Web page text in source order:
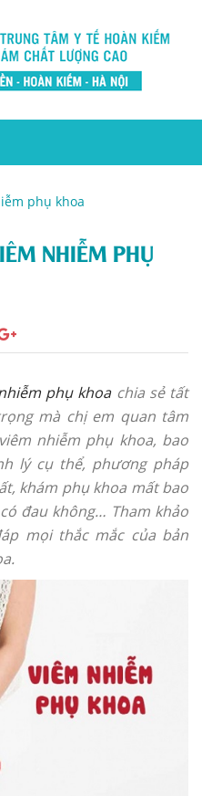
phụ khoa
NHIỄM PHỤ
phụ khoachia sẻ tất
mà chị em quan tâm
nhiễm phụ khoa, bao
lý cụ thể, phương pháp
khám phụ khoa mất bao
đau không… Tham khảo
mọi thắc mắc của bản